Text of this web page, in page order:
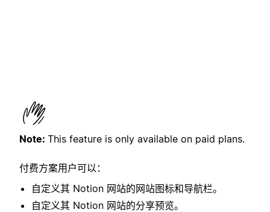
Note: This feature is only available on paid plans.
付费方案用户可以：
自定义其 Notion 网站的网站图标和导航栏。
自定义其 Notion 网站的分享预览。